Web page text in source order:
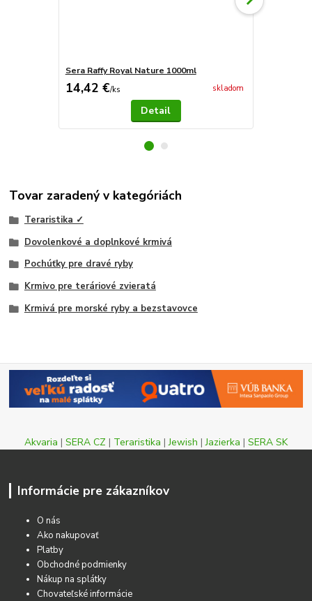
Sera Raffy Royal Nature 1000ml
14,42 €/ks skladom
Detail
Tovar zaradený v kategóriách
Teraristika ✓
Dovolenkové a doplnkové krmivá
Pochúťky pre dravé ryby
Krmivo pre teráriové zvieratá
Krmivá pre morské ryby a bezstavovce
Akvaria | SERA CZ | Teraristika |Jewish |Jazierka | SERA SK
Informácie pre zákazníkov
O nás
Ako nakupovať
Platby
Obchodné podmienky
Nákup na splátky
Chovateľské informácie